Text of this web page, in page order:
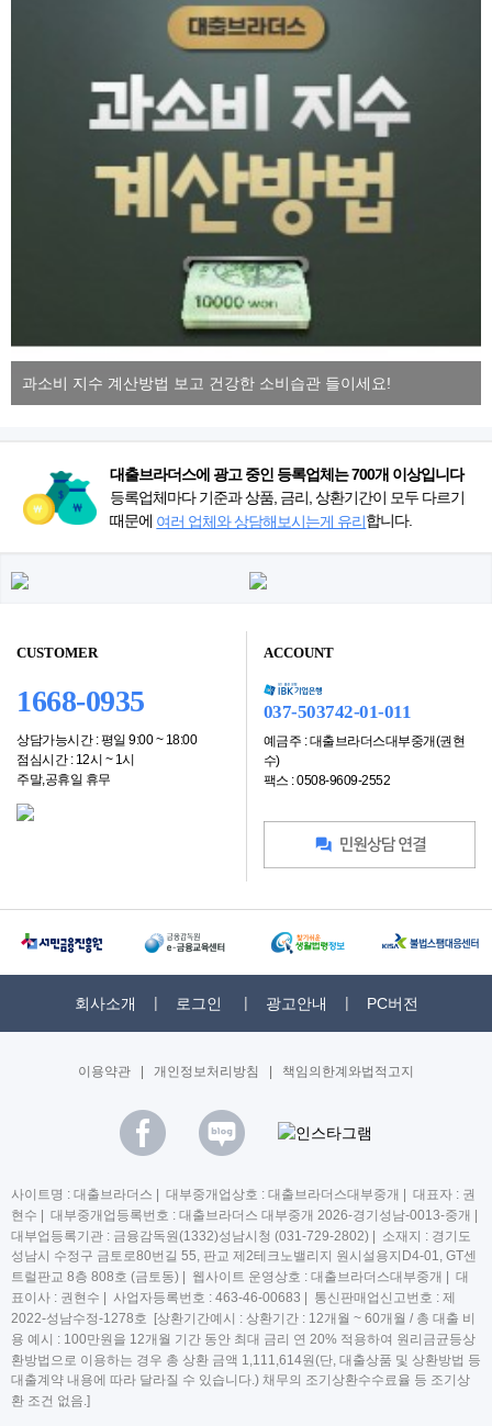
과소비 지수 계산방법 보고 건강한 소비습관 들이세요!
대출브라더스에 광고 중인 등록업체는 700개 이상입니다
등록업체마다 기준과 상품, 금리, 상환기간이 모두 다르기
때문에 여러 업체와 상담해보시는게 유리합니다.
CUSTOMER
1668-0935
상담가능시간 : 평일 9:00 ~ 18:00
점심시간 : 12시 ~ 1시
주말,공휴일 휴무
ACCOUNT
037-503742-01-011
예금주 : 대출브라더스대부중개(권현
수)
팩스 : 0508-9609-2552
회사소개 로그인 광고안내 PC버전
이용약관 개인정보처리방침 책임의한계와법적고지
사이트명 : 대출브라더스 | 대부중개업상호 : 대출브라더스대부중개 | 대표자 : 권
현수 | 대부중개업등록번호 : 대출브라더스 대부중개 2026-경기성남-0013-중개 |
대부업등록기관 : 금융감독원(1332)성남시청 (031-729-2802) | 소재지 : 경기도
성남시 수정구 금토로80번길 55, 판교 제2테크노밸리지 원시설용지D4-01, GT센
트럴판교 8층 808호 (금토동) | 웹사이트 운영상호 : 대출브라더스대부중개 | 대
표이사 : 권현수 | 사업자등록번호 : 463-46-00683 | 통신판매업신고번호 : 제
2022-성남수정-1278호 [상환기간예시 : 상환기간 : 12개월 ~ 60개월 / 총 대출 비
용 예시 : 100만원을 12개월 기간 동안 최대 금리 연 20% 적용하여 원리금균등상
환방법으로 이용하는 경우 총 상환 금액 1,111,614원(단, 대출상품 및 상환방법 등
대출계약 내용에 따라 달라질 수 있습니다.) 채무의 조기상환수수료율 등 조기상
환 조건 없음.]